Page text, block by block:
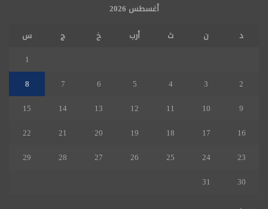
أغسطس 2026
د
ن ث أرب خ ج
س
1
2
3
4
5
6
7
8
9
10
11
12
13
14
15
16
17
18
19
20
21
22
23
24
25
26
27
28
29
30
31